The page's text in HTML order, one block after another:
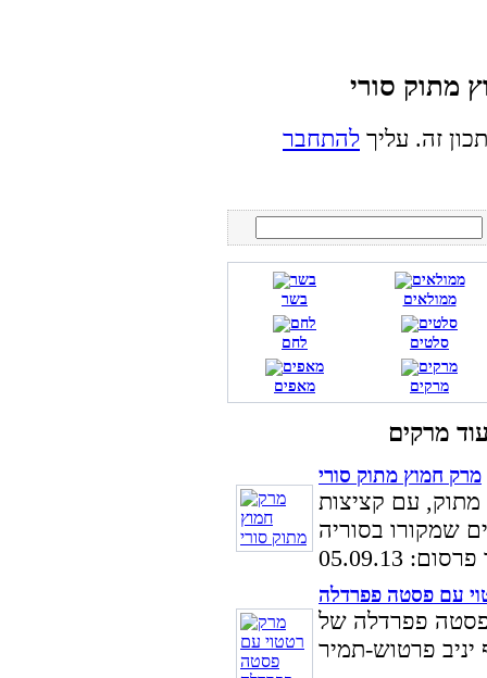
זה. עליך להתחבר
בשר ממולאים
לחם סלטים
מאפים מרקים
מרק חמוץ מתוק סורי
עם קציצות
05.09.13
עם פסטה פפרדלה
פסטה פפרדלה של